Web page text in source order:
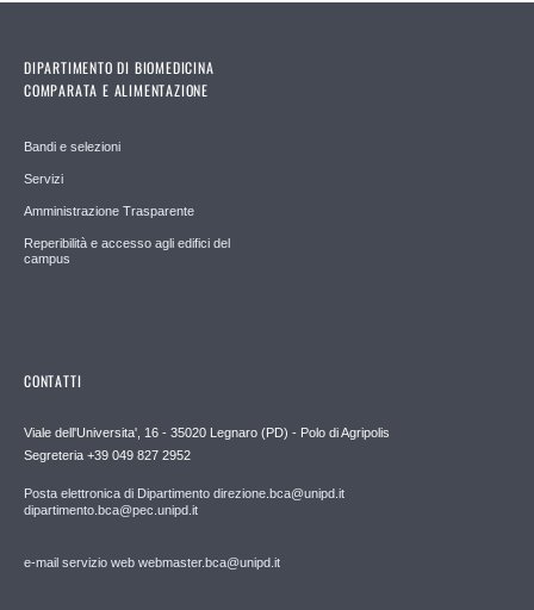
DIPARTIMENTO DI BIOMEDICINA
COMPARATA E ALIMENTAZIONE
Bandi e selezioni
Servizi
Amministrazione Trasparente
Reperibilità e accesso agli edifici del
campus
CONTATTI
Viale dell'Universita', 16 - 35020 Legnaro (PD) - Polo di Agripolis
Segreteria +39 049 827 2952
Posta elettronica di Dipartimento direzione.bca@unipd.it
dipartimento.bca@pec.unipd.it
e-mail servizio web webmaster.bca@unipd.it